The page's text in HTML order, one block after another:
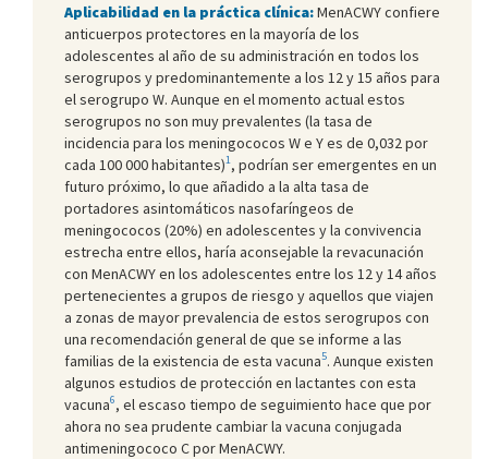
Aplicabilidad en la práctica clínica:MenACWY confiere
anticuerpos protectores en la mayoría de los
adolescentes al año de su administración en todos los
serogrupos y predominantemente a los 12 y 15 años para
el serogrupo W. Aunque en el momento actual estos
serogrupos no son muy prevalentes (la tasa de
incidencia para los meningococos W e Y es de 0,032 por
cada 100 000 habitantes)1, podrían ser emergentes en un
futuro próximo, lo que añadido a la alta tasa de
portadores asintomáticos nasofaríngeos de
meningococos (20%) en adolescentes y la convivencia
estrecha entre ellos, haría aconsejable la revacunación
con MenACWY en los adolescentes entre los 12 y 14 años
pertenecientes a grupos de riesgo y aquellos que viajen
a zonas de mayor prevalencia de estos serogrupos con
una recomendación general de que se informe a las
familias de la existencia de esta vacuna5. Aunque existen
algunos estudios de protección en lactantes con esta
vacuna6, el escaso tiempo de seguimiento hace que por
ahora no sea prudente cambiar la vacuna conjugada
antimeningococo C por MenACWY.